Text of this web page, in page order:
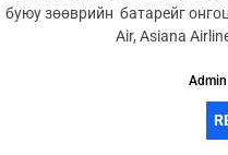
буюу зөөврийн батарейг
Air, Asiana
Admin